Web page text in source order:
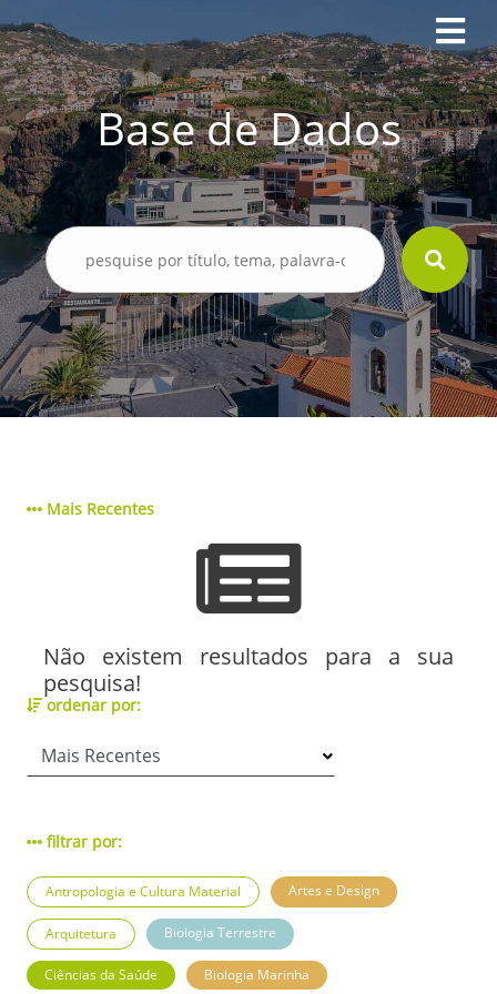
Base de Dados
Mais Recentes
Não existem resultados para a sua
pesquisa!
ordenar por:
filtrar por:
Antropologia e Cultura Material Artes e Design
Arquitetura Biologia Terrestre
Ciências da Saúde Biologia Marinha